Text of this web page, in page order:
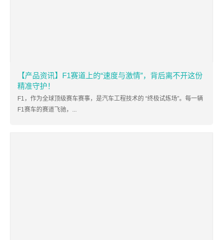
【产品资讯】F1赛道上的“速度与激情”，背后离不开这份
精准守护！
F1，作为全球顶级赛车赛事，是汽车工程技术的 “终极试炼场”。每一辆
F1赛车的赛道飞驰，...